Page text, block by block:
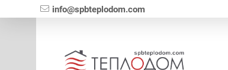
info@spbteplodom.com